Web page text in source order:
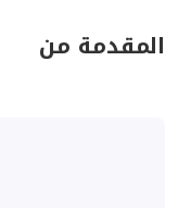
المقدمة من